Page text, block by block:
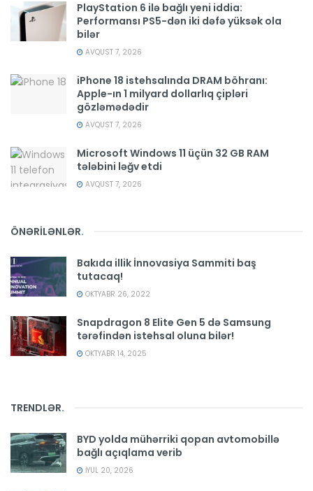
PlayStation 6 ilə bağlı yeni iddia:
Performansı PS5-dən iki dəfə yüksək ola
bilər
AVQUST 7, 2026
iPhone 18 istehsalında DRAM böhranı:
Apple-ın 1 milyard dollarlıq çipləri
gözləmədədir
AVQUST 7, 2026
Microsoft Windows 11 üçün 32 GB RAM
tələbini ləğv etdi
AVQUST 7, 2026
ÖNƏRİLƏNLƏR.
Bakıda illik İnnovasiya Sammiti baş
tutacaq!
OKTYABR 26, 2022
Snapdragon 8 Elite Gen 5 də Samsung
tərəfindən istehsal oluna bilər!
OKTYABR 14, 2025
TRENDLƏR.
BYD yolda mühərriki qopan avtomobillə
bağlı açıqlama verib
İYUL 20, 2026